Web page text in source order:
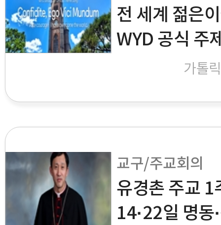
전 세계 젊은
WYD 공식 주
가톨
교구/주교회의
유경촌 주교 1
14·22일 명동